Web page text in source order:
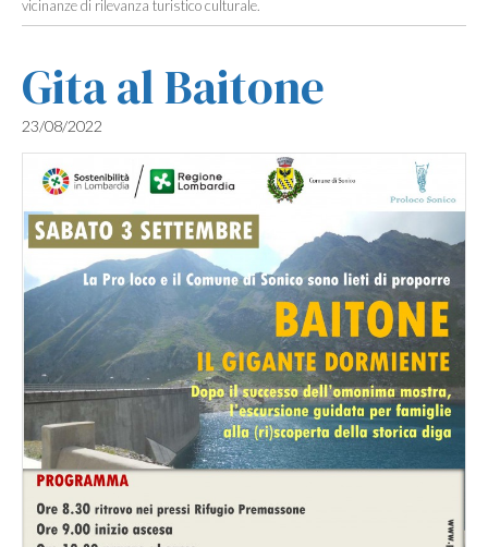
vicinanze di rilevanza turistico culturale.
Gita al Baitone
23/08/2022